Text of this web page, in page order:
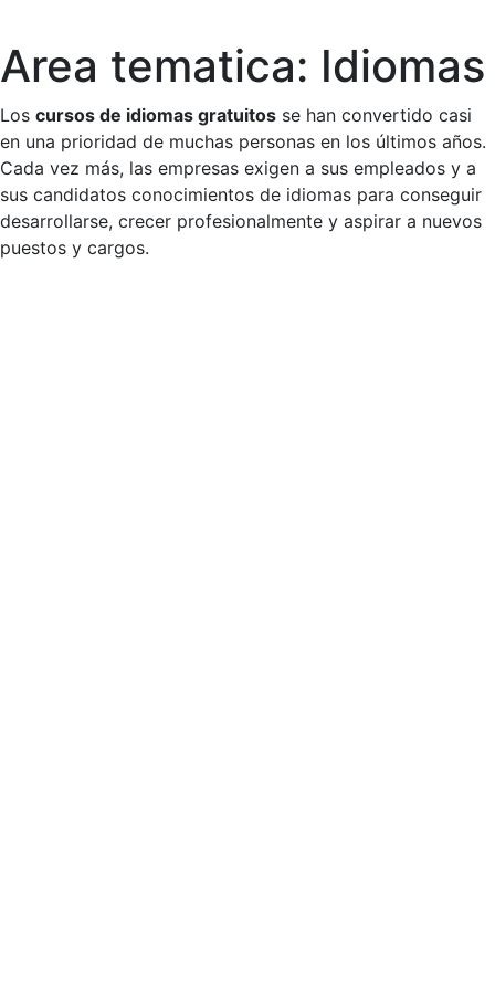
Skip
to
content
Area tematica: Idiomas
Los cursos de idiomas gratuitos se han convertido casi
en una prioridad de muchas personas en los últimos años.
Cada vez más, las empresas exigen a sus empleados y a
sus candidatos conocimientos de idiomas para conseguir
desarrollarse, crecer profesionalmente y aspirar a nuevos
puestos y cargos.